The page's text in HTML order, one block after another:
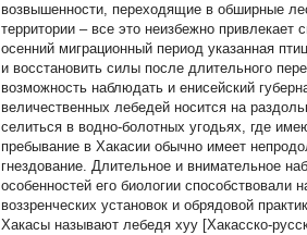
возвышенности, переходящие в обширные
территории – все это неизбежно
осенний миграционный период указанная
и восстановить силы после длительного
возможность наблюдать и енисейский
величественных лебедей носится на
селиться в водно-болотных угодьях, где
пребывание в Хакасии обычно имеет
гнездование. Длительное и внимательное
особенностей его биологии
воззренческих установок и обрядовой
Хакасы называют лебедя хуу [Хакасско-